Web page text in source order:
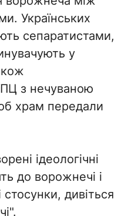
Українських
сепаратистами,
у
з нечуваною
храм передали
ідеологічні
до ворожнечі і
дивіться